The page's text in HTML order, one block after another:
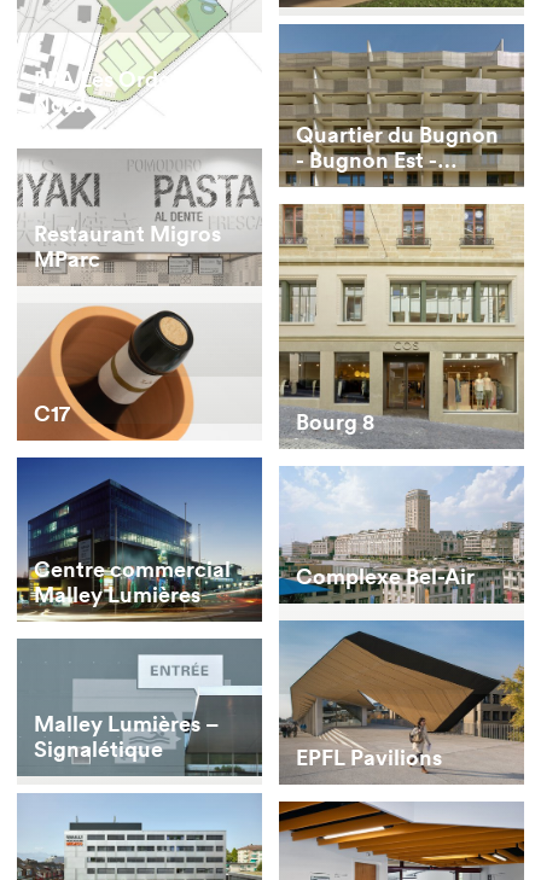
PPA Les Ordons
Nord
Quartier du Bugnon
- Bugnon Est -
bâtiment D
Restaurant Migros
MParc
Bourg 8
C17
Centre commercial
Malley Lumières
Complexe Bel-Air
EPFL Pavilions
Malley Lumières –
Signalétique